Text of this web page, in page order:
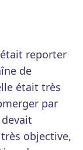
reporter
de
était très
par
objective,